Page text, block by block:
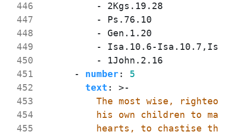
446
447
448
449
450
451
452
453
454
455
- 2Kgs.19.28
- Ps.76.10
- Gen.1.20
- Isa.10.6-
- 1John.2.16
- number:
5
text : >-